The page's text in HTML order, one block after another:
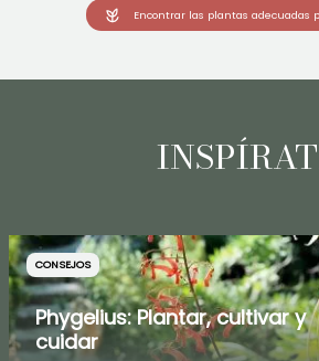
Encontrar las plantas adecuadas
CONSEJOS
Phygelius: Plantar, cultivar y
cuidar